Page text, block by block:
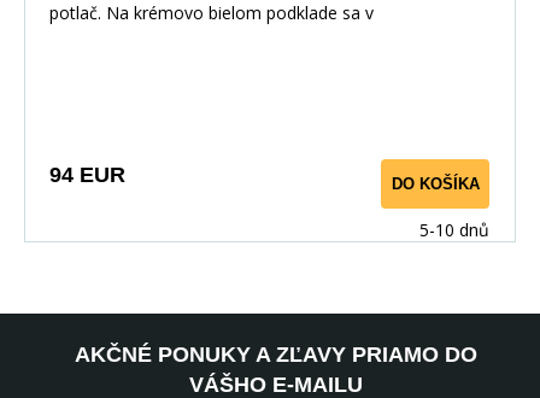
potlač. Na krémovo bielom podklade sa v
rozvinuté hlavičky – čo vzoru dodáva živost a prirodzenú
dynamiku, ako by šlo o romantickú letnú lúku natrhanú
do kytice. Teplé tóny ružovej a zlatavej decentne
jemnú eleganciu aj útulnú atmosféru.
94 EUR DO KOŠÍKA
5-10 dnů
AKČNÉ PONUKY A ZĽAVY PRIAMO DO
VÁŠHO E-MAILU